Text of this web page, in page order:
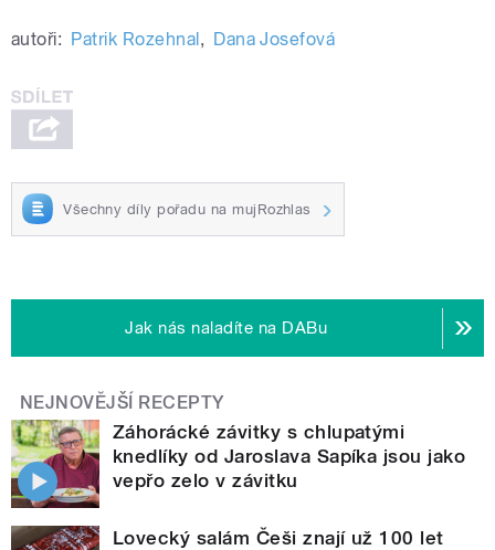
autoři: Patrik Rozehnal, Dana Josefová
Všechny díly pořadu na mujRozhlas
Jak nás naladíte na DABu
NEJNOVĚJŠÍ RECEPTY
Záhorácké závitky s chlupatými
knedlíky od Jaroslava Sapíka jsou jako
vepřo zelo v závitku
Lovecký salám Češi znají už 100 let